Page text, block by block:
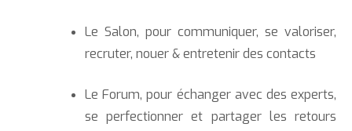
Le Salon, pour communiquer, se valoriser,
recruter, nouer & entretenir des contacts
Le Forum, pour échanger avec des experts,
se perfectionner et partager les retours